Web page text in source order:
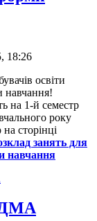
18:26
освіти
навчання!
на 1-й семестр
року
сторінці
занять для
навчання